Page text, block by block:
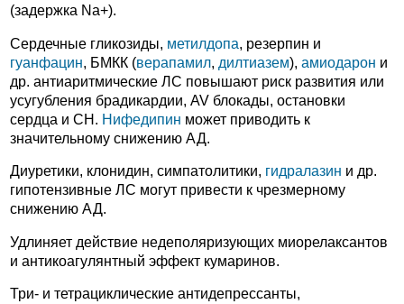
(задержка Na+).
Сердечные гликозиды, метилдопа, резерпин и
гуанфацин, БМКК (верапамил, дилтиазем), амиодарон и
др. антиаритмические ЛС повышают риск развития или
усугубления брадикардии, AV блокады, остановки
сердца и СН. Нифедипин может приводить к
значительному снижению АД.
Диуретики, клонидин, симпатолитики, гидралазин и др.
гипотензивные ЛС могут привести к чрезмерному
снижению АД.
Удлиняет действие недеполяризующих миорелаксантов
и антикоагулянтный эффект кумаринов.
Три- и тетрациклические антидепрессанты,